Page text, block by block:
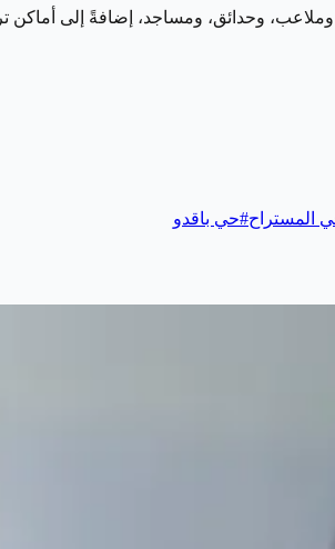
وحدائق، ومساجد، إضافةً إلى أماكن
المستراح#حي باقدو